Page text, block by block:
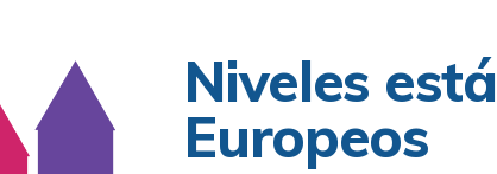
Niveles
Europeos